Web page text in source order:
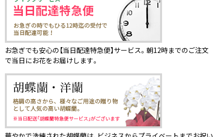
お急ぎでも安心の【当日配達特急便】サービス。朝12時までのご注文
で当日にお花をお届けします。